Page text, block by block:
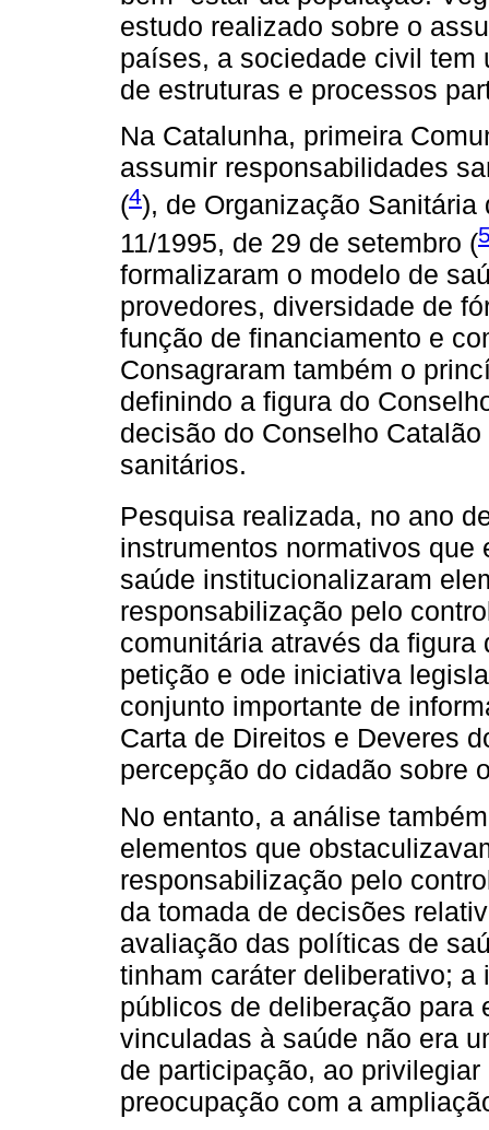
estudo realizado sobre o
países, a sociedade civil tem
de estruturas e processos
Na Catalunha, primeira
assumir responsabilidades
(4), de Organização
11/1995, de 29 de setembro (
formalizaram o modelo de
provedores, diversidade de
função de financiamento e
Consagraram também o
definindo a figura do
decisão do Conselho
sanitários.
Pesquisa realizada, no ano
instrumentos normativos
saúde institucionalizaram
responsabilização pelo
comunitária através da
petição e ode iniciativa
conjunto importante de
Carta de Direitos e Deveres
percepção do cidadão sobre
No entanto, a análise
elementos que
responsabilização pelo
da tomada de decisões
avaliação das políticas de
tinham caráter deliberativo;
públicos de deliberação para
vinculadas à saúde não era
de participação, ao
preocupação com a